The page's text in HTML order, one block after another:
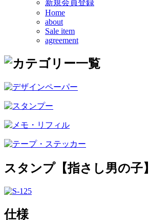
新規会員登録
Home
about
Sale item
agreement
スタンプ【指さし男の子】
仕様